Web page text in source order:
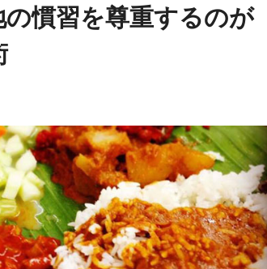
の慣習を尊重するのが